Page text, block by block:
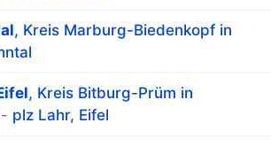
, Kreis Marburg-Biedenkopf in
, Kreis Bitburg-Prüm in
- plz Lahr, Eifel